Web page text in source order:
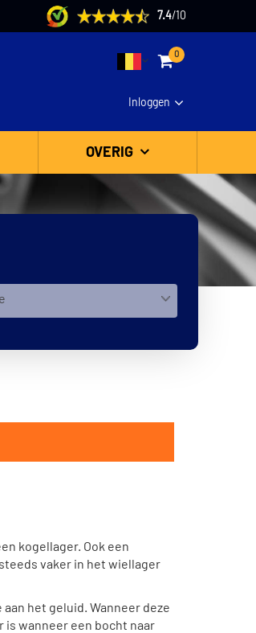
7.4/ 10
0
Inloggen
OVERIG
kogellager. Ook een
vaker in het wiellager
het geluid. Wanneer deze
is wanneer een bocht naar